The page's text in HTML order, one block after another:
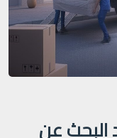
البحث عن